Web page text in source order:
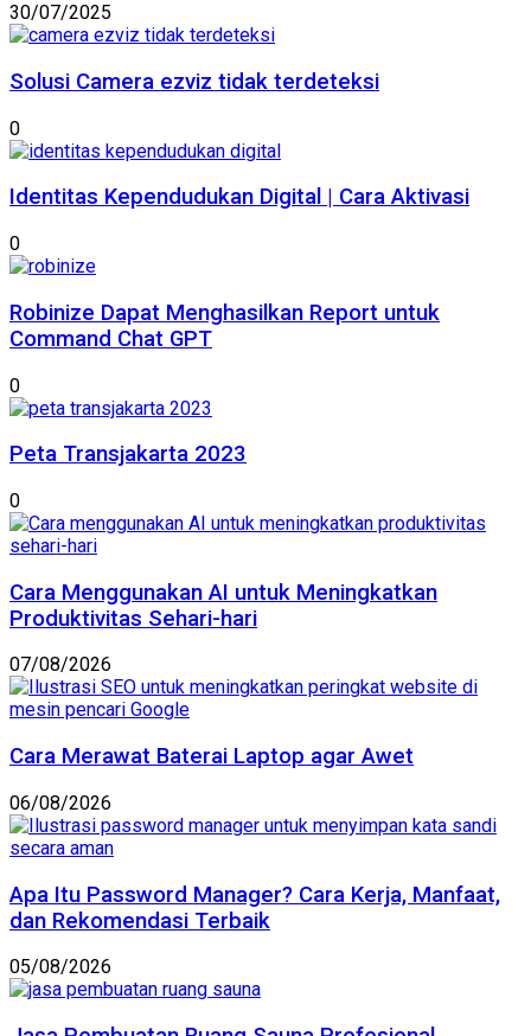
30/07/2025
Solusi Camera ezviz tidak terdeteksi
0
Identitas Kependudukan Digital | Cara Aktivasi
0
Robinize Dapat Menghasilkan Report untuk
Command Chat GPT
0
Peta Transjakarta 2023
0
Cara Menggunakan AI untuk Meningkatkan
Produktivitas Sehari-hari
07/08/2026
Cara Merawat Baterai Laptop agar Awet
06/08/2026
Apa Itu Password Manager? Cara Kerja, Manfaat,
dan Rekomendasi Terbaik
05/08/2026